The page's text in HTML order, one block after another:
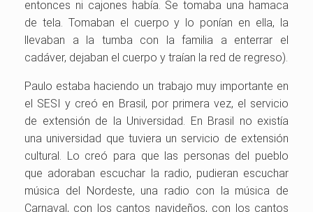
entonces ni cajones había. Se tomaba una hamaca
de tela. Tomaban el cuerpo y lo ponían en ella, la
llevaban a la tumba con la familia a enterrar el
cadáver, dejaban el cuerpo y traían la red de regreso).
Paulo estaba haciendo un trabajo muy importante en
el SESI y creó en Brasil, por primera vez, el servicio
de extensión de la Universidad. En Brasil no existía
una universidad que tuviera un servicio de extensión
cultural. Lo creó para que las personas del pueblo
que adoraban escuchar la radio, pudieran escuchar
música del Nordeste, una radio con la música de
Carnaval, con los cantos navideños, con los cantos